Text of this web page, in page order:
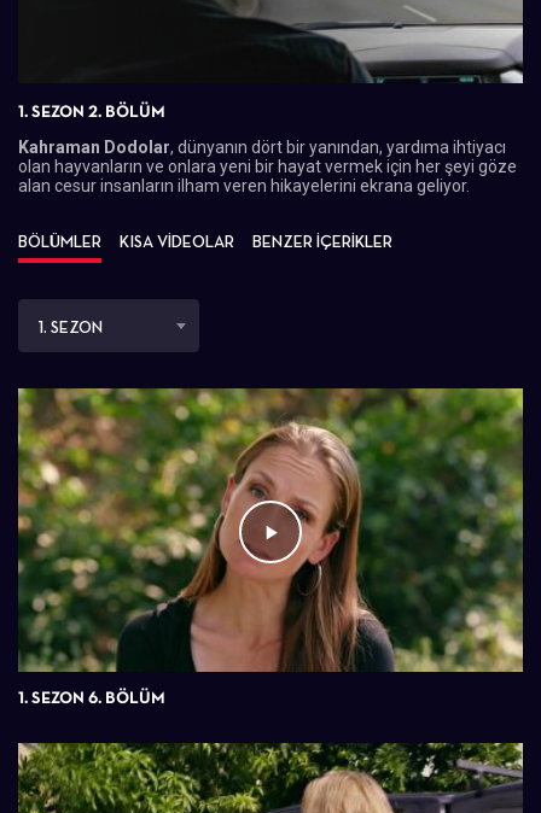
Oynat
1. SEZON 2. BÖLÜM
Kahraman Dodolar, dünyanın dört bir yanından, yardıma ihtiyacı
olan hayvanların ve onlara yeni bir hayat vermek için her şeyi göze
alan cesur insanların ilham veren hikayelerini ekrana geliyor.
BÖLÜMLER KISA VİDEOLAR BENZER İÇERİKLER
1. SEZON
1. SEZON 6. BÖLÜM